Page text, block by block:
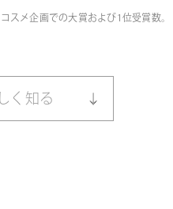
上半期 スキンケア部門クレンジ
上半期 スキンケア部門洗顔賞１
スメ企画での大賞および1位受賞数。
し く 知 る